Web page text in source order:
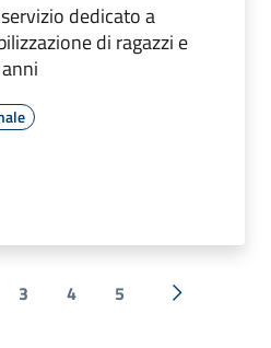
dedicato a
di ragazzi e
3 4 5 Successiva